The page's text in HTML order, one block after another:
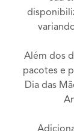
Além dos
pacotes e
Dia das